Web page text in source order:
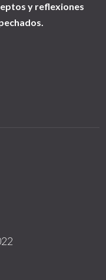
y reflexiones